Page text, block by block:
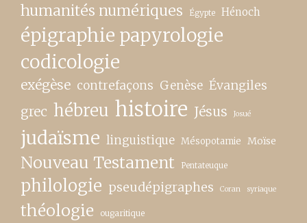
humanités numériques Égypte Hénoch
épigraphie papyrologie
codicologie
exégèse contrefaçons Genèse Évangiles
grec hébreu histoire Jésus Josué
judaïsme linguistique Mésopotamie Moïse
Nouveau Testament Pentateuque
philologie pseudépigraphes Coran syriaque
théologie ougaritique